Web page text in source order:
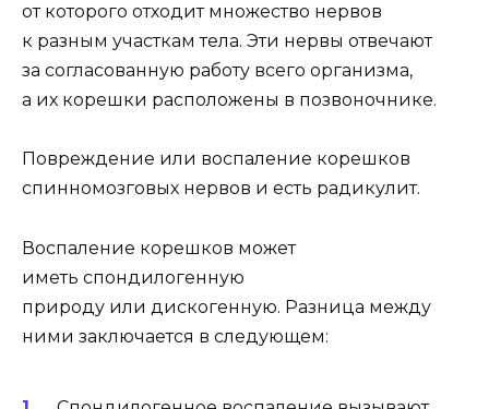
от которого отходит множество нервов
к разным участкам тела. Эти нервы отвечают
за согласованную работу всего организма,
а их корешки расположены в позвоночнике.
Повреждение или воспаление корешков
спинномозговых нервов и есть радикулит.
Воспаление корешков может
иметь спондилогенную
природу или дискогенную. Разница между
ними заключается в следующем: